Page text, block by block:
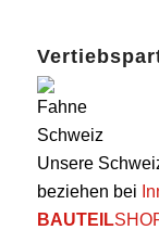
Unsere
beziehen bei
BAUTEIL